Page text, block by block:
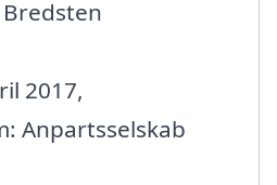
Bredsten
2017,
Anpartsselskab